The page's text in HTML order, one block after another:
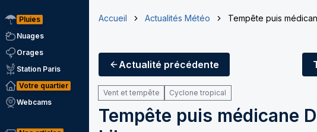
Pluies
Nuages
Orages
Station Paris
Votre quartier
Webcams
Accueil Actualités Météo Tempête puis
Actualité précédente
Vent et tempête Cyclone tropical
Tempête puis médicane